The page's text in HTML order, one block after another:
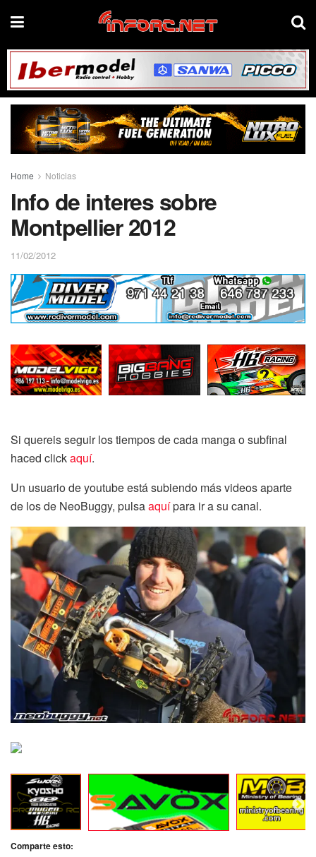
Home Noticias
Info de interes sobre
Montpellier 2012
11/02/2012
Si quereis seguir los tiempos de cada manga o subfinal
haced clickaquí.
Un usuario de youtube está subiendo más videos aparte
de los de NeoBuggy, pulsaaquípara ir a su canal.
Comparte esto: